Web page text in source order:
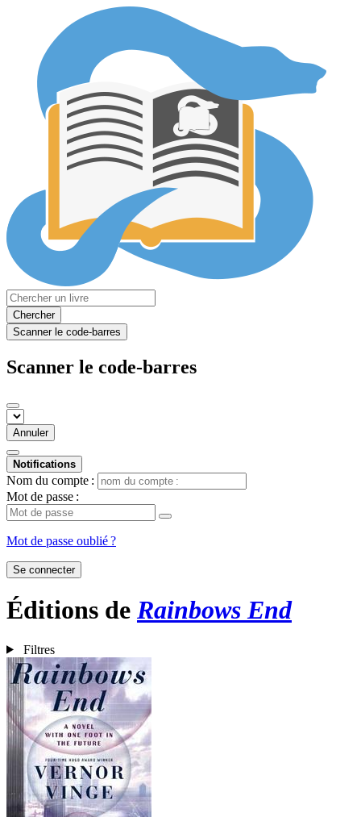
Chercher
Scanner le code-barres
Scanner le code-barres
Annuler
Notifications
Nom du compte :
Mot de passe :
Mot de passe oublié ?
Se connecter
Éditions de Rainbows End
Filtres